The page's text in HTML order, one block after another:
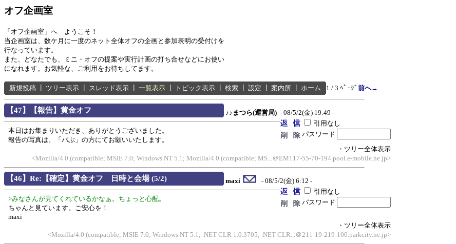
オフ企画室
「オフ企画室」へ ようこそ！
当企画室は、数ケ月に一度のネット全体オフの企画と参加表明の受付けを
行なっています。
また、どなたでも、ミニ・オフの提案や実行計画の打ち合せなどにお使い
になれます。お気軽な、ご利用をお待ちしてます。
新規投稿 ツリー表示 スレッド表示 一覧表示 トピック表示 検索 設定 案内所 ホーム 1 / 3 ﾍﾟｰｼﾞ 前へ→
【47】【報告】黄金オフ ♪♪まつら(運営局) - 08/5/2(金) 19:49 -
引用なし
パスワード
本日はお集まりいただき、ありがとうございました。
報告の写真は、「パぶ」の方にてお願いいたします。
・ツリー全体表示
<Mozilla/4.0 (compatible; MSIE 7.0; Windows NT 5.1; Mozilla/4.0 (compatible; MS...＠EM117-55-70-194.pool.e-mobile.ne.jp>
【46】Re:【確定】黄金オフ 日時と会場 (5/2) maxi
- 08/5/2(金) 6:12 -
引用なし
パスワード
>みなさんが見てくれているかなぁ。ちょっと心配。
ちゃんと見ています。ご安心を！
maxi
・ツリー全体表示
<Mozilla/4.0 (compatible; MSIE 7.0; Windows NT 5.1; .NET CLR 1.0.3705; .NET CLR...＠211-19-219-100.parkcity.ne.jp>